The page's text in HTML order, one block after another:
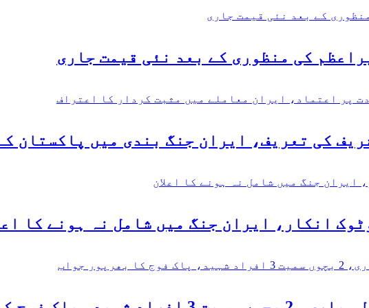
کی منظوری کے بعد نئی قیمت جاری
کی تعریف، ایران جنگ بندی میں پاکستان
انکار، ایران جنگ میں شامل نہ ہونے کا